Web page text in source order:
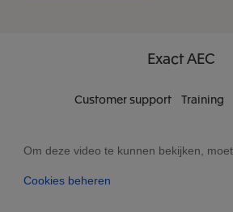
ExactAEC
Customer support Training
Om deze video te kunnen bekijken,
Cookies beheren